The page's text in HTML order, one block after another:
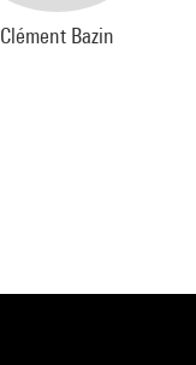
Clément Bazin